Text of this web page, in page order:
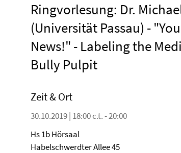
Ringvorlesung: Dr.
(Universität Passau) -
News!" - Labeling the
Bully Pulpit
Zeit & Ort
30.10.2019 | 18:00 c.t. - 20:00
Hs 1b Hörsaal
Habelschwerdter Allee 45